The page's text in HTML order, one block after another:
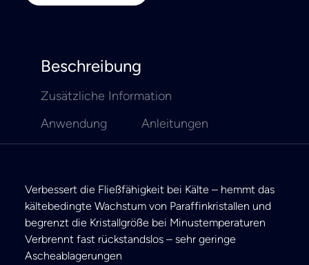
Beschreibung
Zusätzliche Information
Anwendung
Anleitungen
Verbessert die Fließfähigkeit bei Kälte – hemmt das
kältebedingte Wachstum von Paraffinkristallen und
begrenzt die Kristallgröße bei Minustemperaturen
Verbrennt fast rückstandslos – sehr geringe
Ascheablagerungen